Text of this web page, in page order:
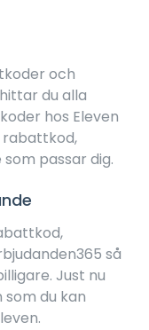
och
du alla
hos Eleven
rabattkod,
passar dig.
så
Just nu
som du kan